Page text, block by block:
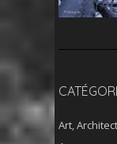
Art,